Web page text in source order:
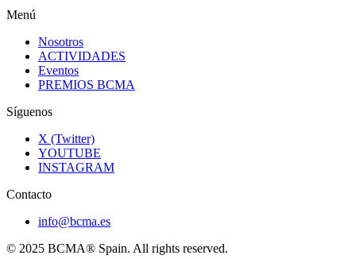
Menú
Nosotros
ACTIVIDADES
Eventos
PREMIOS BCMA
Síguenos
X (Twitter)
YOUTUBE
INSTAGRAM
Contacto
info@bcma.es
© 2025 BCMA® Spain. All rights reserved.